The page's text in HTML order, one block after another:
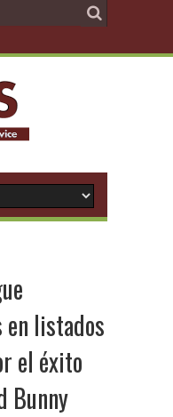
en listados
el éxito
Bunny